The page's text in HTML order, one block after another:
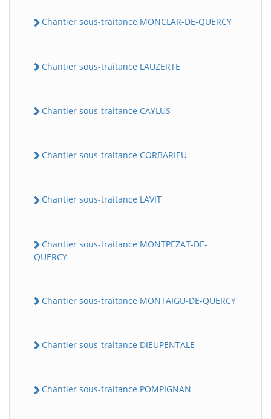
Chantier sous-traitance MONCLAR-DE-QUERCY
Chantier sous-traitance LAUZERTE
Chantier sous-traitance CAYLUS
Chantier sous-traitance CORBARIEU
Chantier sous-traitance LAVIT
Chantier sous-traitance MONTPEZAT-DE-
QUERCY
Chantier sous-traitance MONTAIGU-DE-QUERCY
Chantier sous-traitance DIEUPENTALE
Chantier sous-traitance POMPIGNAN